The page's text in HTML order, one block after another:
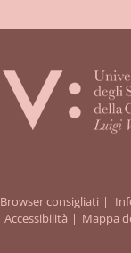
Browser consigliati
Accessibilità
Mappa